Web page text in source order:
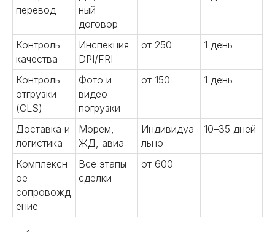
перевод
ный
договор
Контроль
качества
Инспекция
DPI/FRI
от 250 1 день
Контроль
отгрузки
(CLS)
Фото и
видео
погрузки
от 150 1 день
Доставка и
логистика
Морем,
ЖД, авиа
Индивидуа
льно
10–35 дней
Комплексн
ое
сопровожд
ение
Все этапы
сделки
от 600 —
06
Проводим проверку продукции,
инспекции производства.
Контролируем соответствие
стандартам и гарантируем
высокое качество.